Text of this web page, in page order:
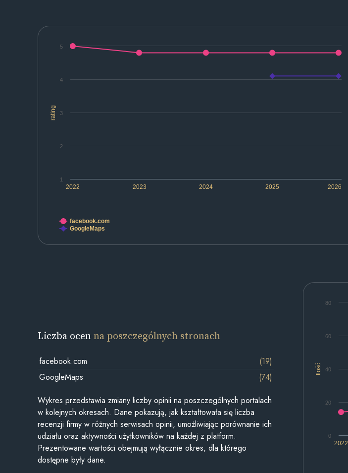
rating
2022 2023 2024 2025 2026
1
2
3
4
5
facebook.com
GoogleMaps
Ilość
2022
20
40
60
80
0
Liczba ocenna poszczególnych stronach
facebook.com
(19)
GoogleMaps
(74)
Wykres przedstawia zmiany liczby opinii na poszczególnych portalach
w kolejnych okresach. Dane pokazują, jak kształtowała się liczba
recenzji firmy w różnych serwisach opinii, umożliwiając porównanie ich
udziału oraz aktywności użytkowników na każdej z platform.
Prezentowane wartości obejmują wyłącznie okres, dla którego
dostępne były dane.